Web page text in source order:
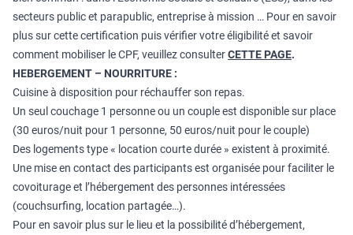
secteurs public et parapublic, entreprise à mission … Pour en savoir
plus sur cette certification puis vérifier votre éligibilité et savoir
comment mobiliser le CPF, veuillez consulterCETTE PAGE.
HEBERGEMENT – NOURRITURE :
Cuisine à disposition pour réchauffer son repas.
Un seul couchage 1 personne ou un couple est disponible sur place
(30 euros/nuit pour 1 personne, 50 euros/nuit pour le couple)
Des logements type « location courte durée » existent à proximité.
Une mise en contact des participants est organisée pour faciliter le
covoiturage et l’hébergement des personnes intéressées
(couchsurfing, location partagée…).
Pour en savoir plus sur le lieu et la possibilité d’hébergement,